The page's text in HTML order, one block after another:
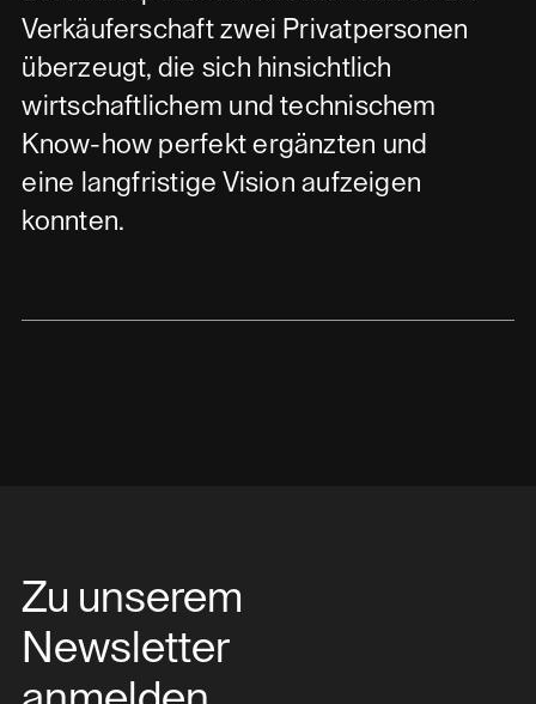
Verkäuferschaft zwei Privatpersonen
überzeugt, die sich hinsichtlich
wirtschaftlichem und technischem
Know-how perfekt ergänzten und
eine langfristige Vision aufzeigen
konnten.
Zu unserem
Newsletter